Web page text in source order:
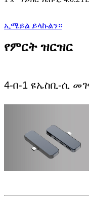
ኢሜይል ይላኩልን።
የምርት ዝርዝር
4-በ-1 ዩኤስቢ-ሲ